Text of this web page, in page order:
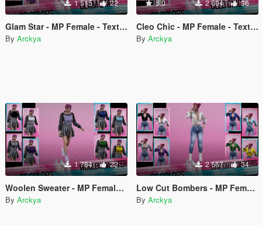
1 515 22
Glam Star - MP Female - Textures
By Arckya
5.0 2 604 36
Cleo Chic - MP Female - Textures
By Arckya
1 784 22
Woolen Sweater - MP Female - Textures
By Arckya
2 567 34
Low Cut Bombers - MP Female - Textures
By Arckya